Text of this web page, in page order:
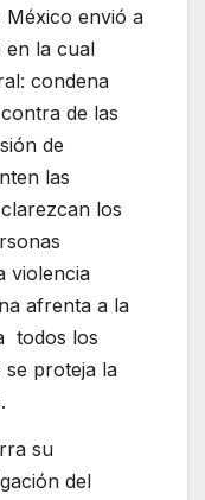
México envió a
en la cual
condena
de las
de
las
los
violencia
afrenta a la
todos los
proteja la
su
del